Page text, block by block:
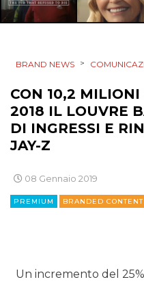
PRODOTTI
STRATEGIE
CINEMA
DIGITALE
ESTERNA
BRAND NEWS >
CON 10,2
2018 IL LOUVRE
DI INGRESSI E
JAY-Z
08 Gennaio 2019
PREMIUM BRANDED CONTENT
Un incremento del